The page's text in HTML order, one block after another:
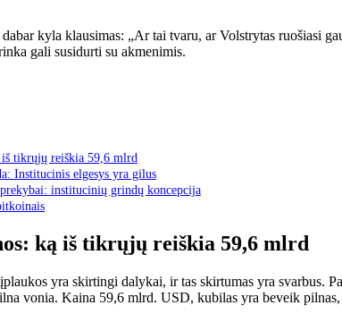
kyla klausimas: „Ar tai tvaru, ar Volstrytas ruošiasi
gali susidurti su akmenimis.
tikrųjų reiškia 59,6 mlrd
Institucinis elgesys yra gilus
institucinių grindų koncepcija
ką iš tikrųjų reiškia 59,6 mlrd
yra skirtingi dalykai, ir tas skirtumas yra svarbus.
vonia. Kaina 59,6 mlrd. USD, kubilas yra beveik